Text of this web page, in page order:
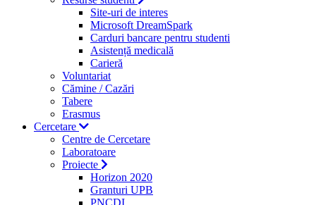
Site-uri de interes
Microsoft DreamSpark
Carduri bancare pentru studenti
Asistență medicală
Carieră
Voluntariat
Cămine / Cazări
Tabere
Erasmus
Cercetare
Centre de Cercetare
Laboratoare
Proiecte
Horizon 2020
Granturi UPB
PNCDI